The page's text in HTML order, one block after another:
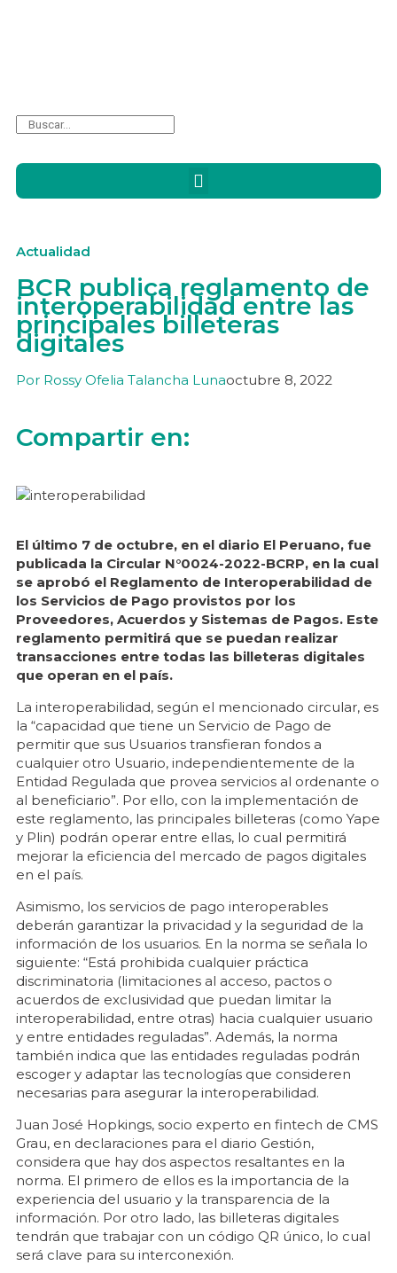
Actualidad
BCR publica reglamento de
interoperabilidad entre las
principales billeteras
digitales
Por Rossy Ofelia Talancha Lunaoctubre 8, 2022
Compartir en:
El último 7 de octubre, en el diario El Peruano, fue
publicada la Circular N°0024-2022-BCRP, en la cual
se aprobó el Reglamento de Interoperabilidad de
los Servicios de Pago provistos por los
Proveedores, Acuerdos y Sistemas de Pagos. Este
reglamento permitirá que se puedan realizar
transacciones entre todas las billeteras digitales
que operan en el país.
La interoperabilidad, según el mencionado circular, es
la “capacidad que tiene un Servicio de Pago de
permitir que sus Usuarios transfieran fondos a
cualquier otro Usuario, independientemente de la
Entidad Regulada que provea servicios al ordenante o
al beneficiario”. Por ello, con la implementación de
este reglamento, las principales billeteras (como Yape
y Plin) podrán operar entre ellas, lo cual permitirá
mejorar la eficiencia del mercado de pagos digitales
en el país.
Asimismo, los servicios de pago interoperables
deberán garantizar la privacidad y la seguridad de la
información de los usuarios. En la norma se señala lo
siguiente: “Está prohibida cualquier práctica
discriminatoria (limitaciones al acceso, pactos o
acuerdos de exclusividad que puedan limitar la
interoperabilidad, entre otras) hacia cualquier usuario
y entre entidades reguladas”. Además, la norma
también indica que las entidades reguladas podrán
escoger y adaptar las tecnologías que consideren
necesarias para asegurar la interoperabilidad.
Juan José Hopkings, socio experto en fintech de CMS
Grau, en declaraciones para el diario Gestión,
considera que hay dos aspectos resaltantes en la
norma. El primero de ellos es la importancia de la
experiencia del usuario y la transparencia de la
información. Por otro lado, las billeteras digitales
tendrán que trabajar con un código QR único, lo cual
será clave para su interconexión.